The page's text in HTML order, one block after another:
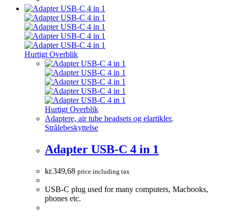
Hurtigt Overblik
Hurtigt Overblik
Adaptere, air tube headsets og elartikler,
Strålebeskyttelse
Adapter USB-C 4 in 1
kr.349,68 price including tax
USB-C plug used for many computers, Macbooks,
phones etc.